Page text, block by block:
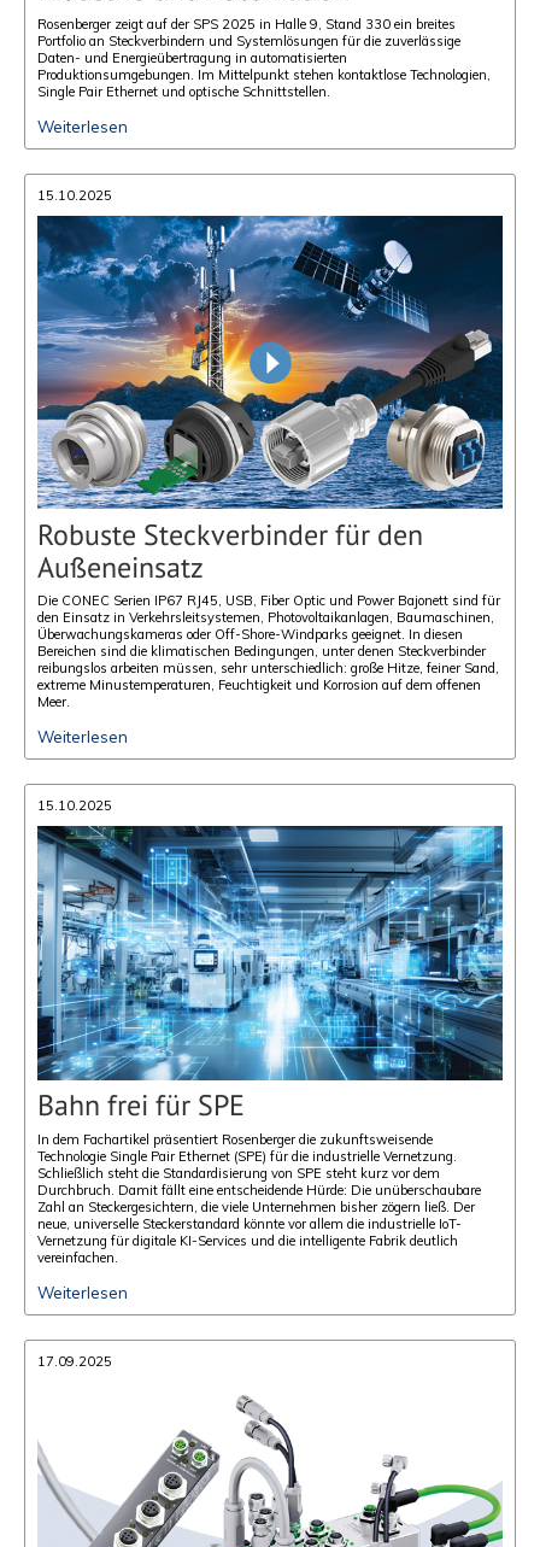
Rosenberger zeigt auf der SPS 2025 in Halle 9, Stand 330 ein breites
Portfolio an Steckverbindern und Systemlösungen für die zuverlässige
Daten- und Energieübertragung in automatisierten
Produktionsumgebungen. Im Mittelpunkt stehen kontaktlose Technologien,
Single Pair Ethernet und optische Schnittstellen.
Weiterlesen
15.10.2025
Robuste Steckverbinder für den
Außeneinsatz
Die CONEC Serien IP67 RJ45, USB, Fiber Optic und Power Bajonett sind für
den Einsatz in Verkehrsleitsystemen, Photovoltaikanlagen, Baumaschinen,
Überwachungskameras oder Off-Shore-Windparks geeignet. In diesen
Bereichen sind die klimatischen Bedingungen, unter denen Steckverbinder
reibungslos arbeiten müssen, sehr unterschiedlich: große Hitze, feiner Sand,
extreme Minustemperaturen, Feuchtigkeit und Korrosion auf dem offenen
Meer.
Weiterlesen
15.10.2025
Bahn frei für SPE
In dem Fachartikel präsentiert Rosenberger die zukunftsweisende
Technologie Single Pair Ethernet (SPE) für die industrielle Vernetzung.
Schließlich steht die Standardisierung von SPE steht kurz vor dem
Durchbruch. Damit fällt eine entscheidende Hürde: Die unüberschaubare
Zahl an Steckergesichtern, die viele Unternehmen bisher zögern ließ. Der
neue, universelle Steckerstandard könnte vor allem die industrielle IoT-
Vernetzung für digitale KI-Services und die intelligente Fabrik deutlich
vereinfachen.
Weiterlesen
17.09.2025